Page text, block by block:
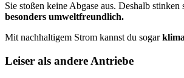
Sie stoßen keine Abgase aus. Deshalb
besonders umweltfreundlich.
Mit nachhaltigem Strom kannst du sogar
Leiser als andere Antriebe